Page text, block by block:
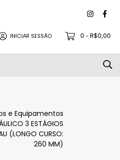
INICIAR SESSÃO 0 - R$0,00
e Equipamentos
3 ESTÁGIOS
(LONGO CURSO:
260 MM)